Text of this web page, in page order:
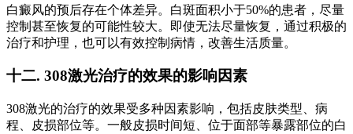
白癜风的预后存在个体差异。白斑面积小于50%的患者，尽量
控制甚至恢复的可能性较大。即使无法尽量恢复，通过积极的
治疗和护理，也可以有效控制病情，改善生活质量。
十二. 308激光治疗的效果的影响因素
308激光的治疗的效果受多种因素影响，包括皮肤类型、病
程、皮损部位等。一般皮损时间短、位于面部等暴露部位的白